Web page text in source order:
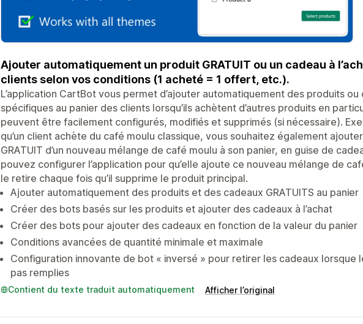
Ajouter automatiquement un produit GRATUIT ou un cadeau à
clients selon vos conditions (1 acheté = 1 offert, etc.).
L’application CartBot vous permet d’ajouter automatiquement des produits ou
spécifiques au panier des clients lorsqu’ils achètent d’autres produits en
peuvent être facilement configurés, modifiés et supprimés (si nécessaire).
qu’un client achète du café moulu classique, vous souhaitez également
GRATUIT d’un nouveau mélange de café moulu à son panier, en guise de
pouvez configurer l’application pour qu’elle ajoute ce nouveau mélange de
le retire chaque fois qu’il supprime le produit principal.
Ajouter automatiquement des produits et des cadeaux GRATUITS au panier
Créer des bots basés sur les produits et ajouter des cadeaux à l’achat
Créer des bots pour ajouter des cadeaux en fonction de la valeur du panier
Conditions avancées de quantité minimale et maximale
Configuration innovante de bot « inversé » pour retirer les cadeaux lorsque
pas remplies
Contient du texte traduit automatiquement Afficher l’original